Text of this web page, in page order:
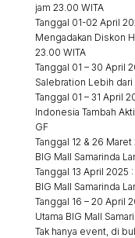
jam 23.00 WITA
Tanggal 01-02 April
Mengadakan Diskon
23.00 WITA
Tanggal 01 – 30 April
Salebration Lebih
Tanggal 01 – 31 April
Indonesia Tambah
GF
Tanggal 12 & 26
BIG Mall Samarinda
Tanggal 13 April 2025
BIG Mall Samarinda
Tanggal 16 – 20 April
Utama BIG Mall
Tak hanya event, di